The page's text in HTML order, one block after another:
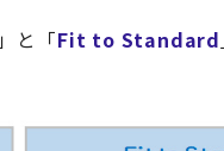
」と「Fit to Standard